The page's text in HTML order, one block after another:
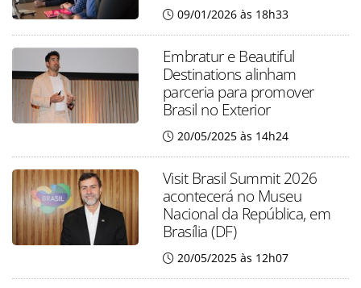
09/01/2026 às 18h33
Embratur e Beautiful
Destinations alinham
parceria para promover
Brasil no Exterior
20/05/2025 às 14h24
Visit Brasil Summit 2026
acontecerá no Museu
Nacional da República, em
Brasília (DF)
20/05/2025 às 12h07